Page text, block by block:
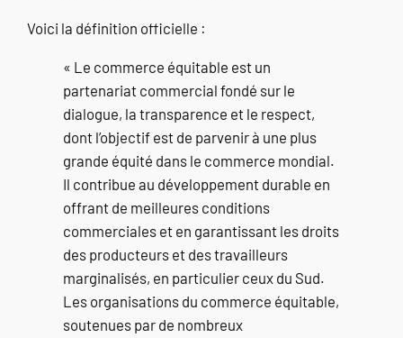
Voici la définition officielle :
« Le commerce équitable est un
partenariat commercial fondé sur le
dialogue, la transparence et le respect,
dont l’objectif est de parvenir à une plus
grande équité dans le commerce mondial.
Il contribue au développement durable en
offrant de meilleures conditions
commerciales et en garantissant les droits
des producteurs et des travailleurs
marginalisés, en particulier ceux du Sud.
Les organisations du commerce équitable,
soutenues par de nombreux